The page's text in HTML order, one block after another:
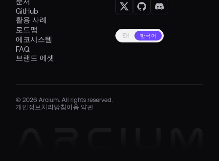
GitHub
활용 사례
로드맵
에코시스템
FAQ
브랜드 에셋
EN 한국어
© 2026 Arcium. All rights reserved.
개인정보처리방침 이용 약관